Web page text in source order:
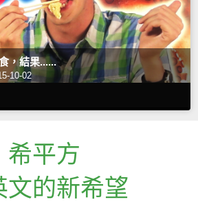
，結果......
10-02
希平方
文的新希望